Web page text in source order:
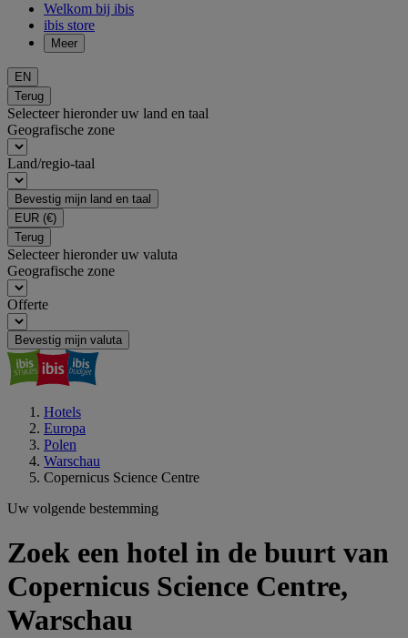
Welkom bij ibis
ibis store
Meer
EN
Terug
Selecteer hieronder uw land en taal
Geografische zone
Land/regio-taal
Bevestig mijn land en taal
EUR (€)
Terug
Selecteer hieronder uw valuta
Geografische zone
Offerte
Bevestig mijn valuta
Hotels
Europa
Polen
Warschau
Copernicus Science Centre
Uw volgende bestemming
Zoek een hotel in de buurt van
Copernicus Science Centre,
Warschau